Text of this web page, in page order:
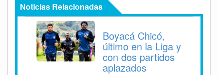
Noticias Relacionadas
Boyacá Chicó,
último en la Liga y
con dos partidos
aplazados